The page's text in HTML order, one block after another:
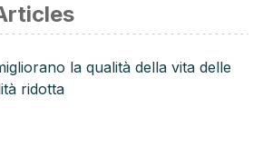
Seguridad en el salón de belleza.
Disorders Magazine – HemAware.
es/seguridad-en-el-salon-de-